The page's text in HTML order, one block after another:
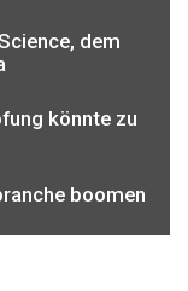
dem
könnte zu
boomen